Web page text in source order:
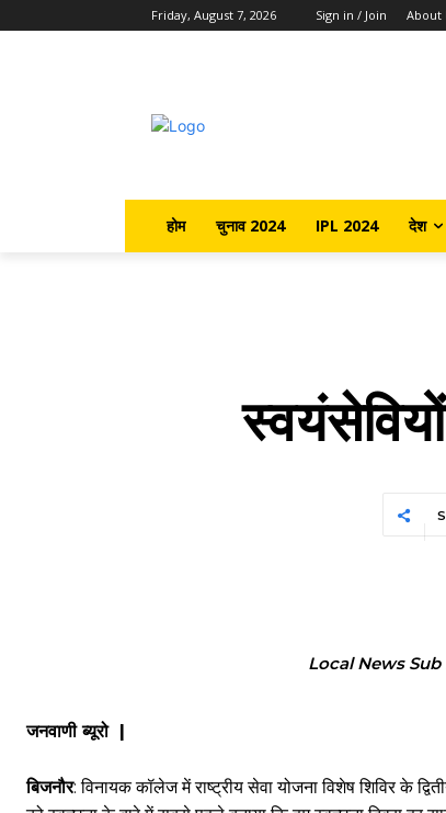
Friday, August 7, 2026 Sign in / Join About
होम चुनाव 2024 IPL 2024 देश
Local News
जनवाणी ब्यूरो |
बिजनौर: विनायक कॉलेज में राष्ट्रीय सेवा योजना विशेष शिविर के